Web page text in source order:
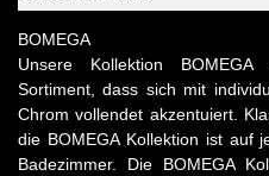
BOMEGA
Unsere Kollektion
Sortiment, dass sich mit
Chrom vollendet akzentuiert.
die BOMEGA Kollektion ist auf
Badezimmer. Die BOMEGA